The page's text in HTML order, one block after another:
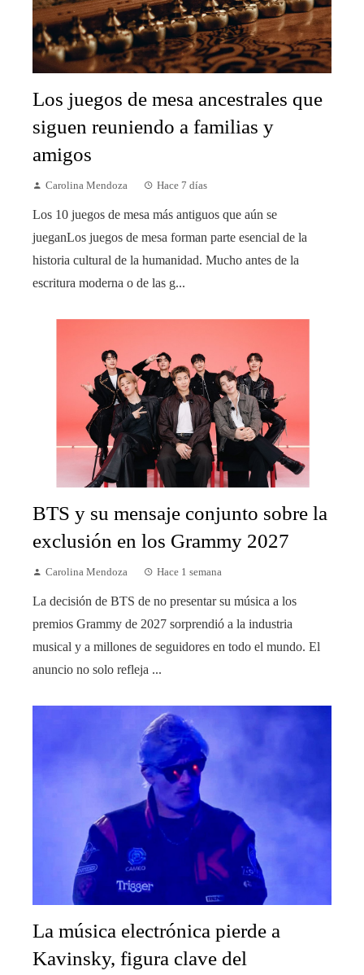
Los juegos de mesa ancestrales que
siguen reuniendo a familias y
amigos
Carolina Mendoza Hace 7 días
Los 10 juegos de mesa más antiguos que aún se
jueganLos juegos de mesa forman parte esencial de la
historia cultural de la humanidad. Mucho antes de la
escritura moderna o de las g...
BTS y su mensaje conjunto sobre la
exclusión en los Grammy 2027
Carolina Mendoza Hace 1 semana
La decisión de BTS de no presentar su música a los
premios Grammy de 2027 sorprendió a la industria
musical y a millones de seguidores en todo el mundo. El
anuncio no solo refleja ...
La música electrónica pierde a
Kavinsky, figura clave del